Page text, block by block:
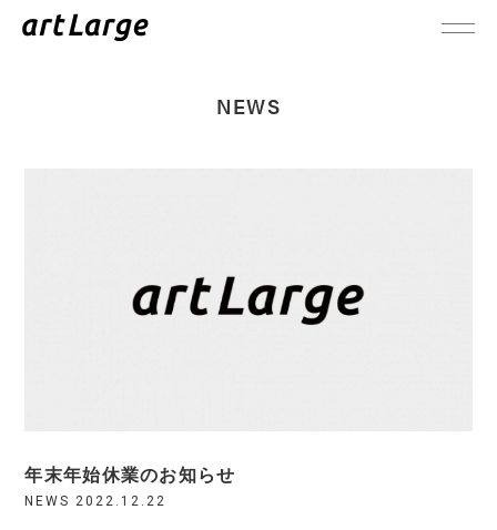
NEWS
年末年始休業のお知らせ
NEWS2022.12.22